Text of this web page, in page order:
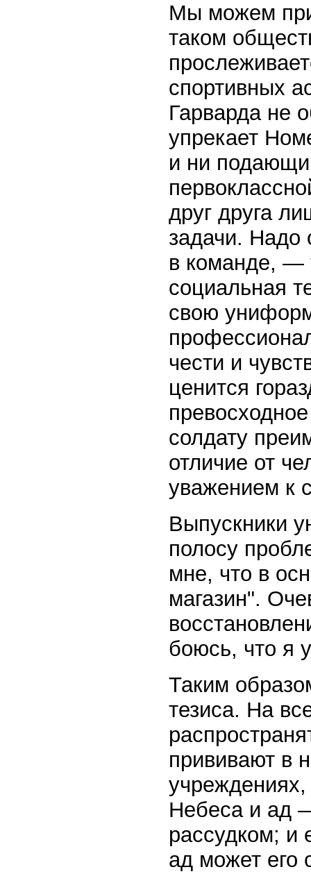
Мы можем
таком
спортивных
Гарварда не
упрекает
и ни
друг друга
задачи. Надо
в команде, —
социальная
свою
чести и
ценится
солдату
отличие от
уважением к
Выпускники
полосу
мне, что в
магазин".
боюсь, что я
Таким
тезиса. На
прививают в
учреждениях,
Небеса и ад
рассудком; и
ад может его